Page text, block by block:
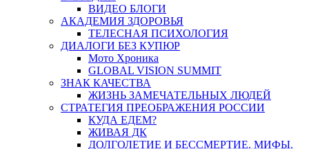
ВИДЕО БЛОГИ
АКАДЕМИЯ ЗДОРОВЬЯ
ТЕЛЕСНАЯ ПСИХОЛОГИЯ
ДИАЛОГИ БЕЗ КУПЮР
Мото Хроника
GLOBAL VISION SUMMIT
ЗНАК КАЧЕСТВА
ЖИЗНЬ ЗАМЕЧАТЕЛЬНЫХ ЛЮДЕЙ
СТРАТЕГИЯ ПРЕОБРАЖЕНИЯ РОССИИ
КУДА ЕДЕМ?
ЖИВАЯ ДК
ДОЛГОЛЕТИЕ И БЕССМЕРТИЕ. МИФЫ.